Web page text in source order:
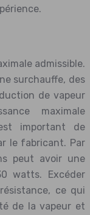
admissible.
surchauffe, des
de vapeur
maximale
important de
le fabricant. Par
peut avoir une
watts. Excéder
ce qui
de la vapeur et